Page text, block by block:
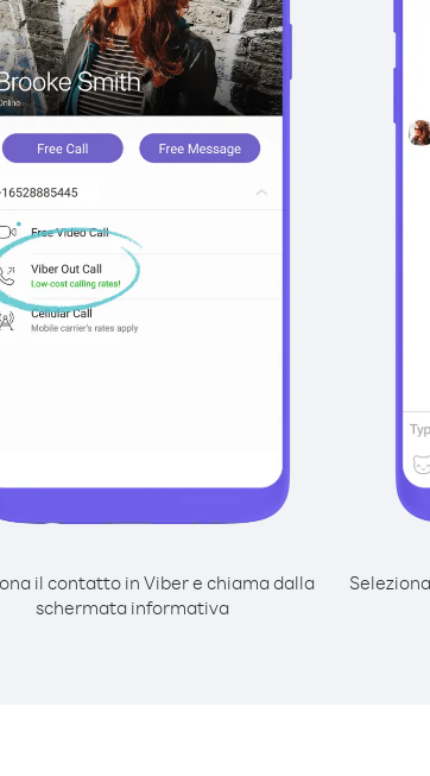
il contatto in Viber e chiama dalla
schermata informativa